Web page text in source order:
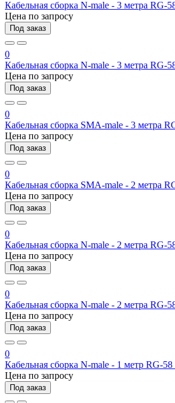
Кабельная сборка N-male - 3 метра RG-
Цена по запросу
Под заказ
0
Кабельная сборка N-male - 3 метра RG-
Цена по запросу
Под заказ
0
Кабельная сборка SMA-male - 3 метра
Цена по запросу
Под заказ
0
Кабельная сборка SMA-male - 2 метра
Цена по запросу
Под заказ
0
Кабельная сборка N-male - 2 метра RG-
Цена по запросу
Под заказ
0
Кабельная сборка N-male - 2 метра RG-
Цена по запросу
Под заказ
0
Кабельная сборка N-male - 1 метр RG-
Цена по запросу
Под заказ